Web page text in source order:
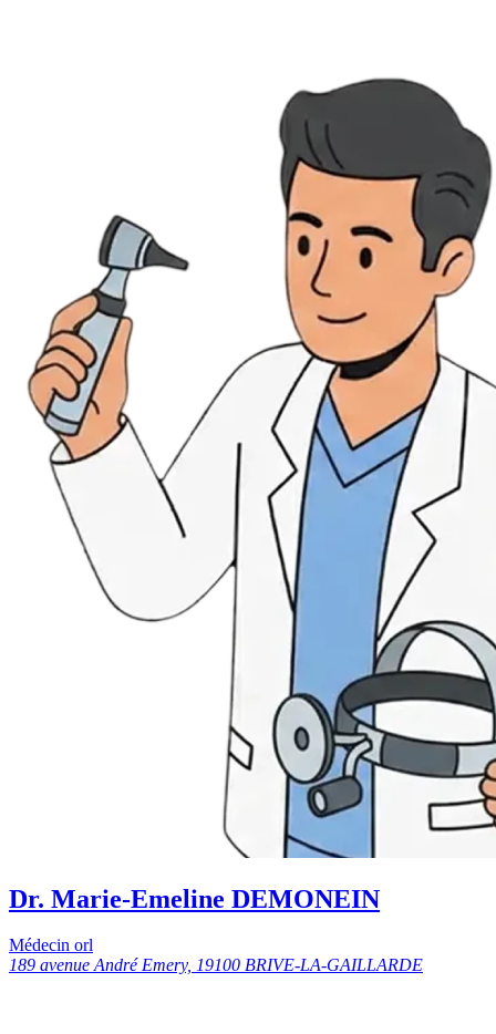
Dr. Marie-Emeline DEMONEIN
Médecin orl
189 avenue André Emery, 19100 BRIVE-LA-GAILLARDE